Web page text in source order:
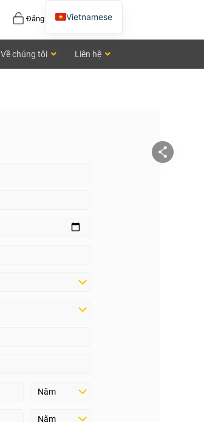
Đăng ký
Về chúng tôi Liên hệ
Vietnamese
Chinese